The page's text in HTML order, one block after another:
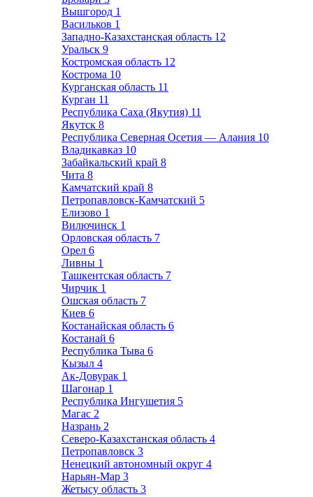
Вышгород 1
Васильков 1
Западно-Казахстанская область 12
Уральск 9
Костромская область 12
Кострома 10
Курганская область 11
Курган 11
Республика Саха (Якутия) 11
Якутск 8
Республика Северная Осетия — Алания 10
Владикавказ 10
Забайкальский край 8
Чита 8
Камчатский край 8
Петропавловск-Камчатский 5
Елизово 1
Вилючинск 1
Орловская область 7
Орел 6
Ливны 1
Ташкентская область 7
Чирчик 1
Ошская область 7
Киев 6
Костанайская область 6
Костанай 6
Республика Тыва 6
Кызыл 4
Ак-Довурак 1
Шагонар 1
Республика Ингушетия 5
Магас 2
Назрань 2
Северо-Казахстанская область 4
Петропавловск 3
Ненецкий автономный округ 4
Нарьян-Мар 3
Жетысу область 3